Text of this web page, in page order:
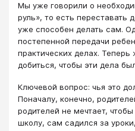
Мы уже говорили о
руль», то есть переставать
уже способен делать сам.
постепенной передачи
практических делах.
добиться, чтобы эти дела
Ключевой вопрос: чья это
Поначалу, конечно,
родителей не мечтает,
школу, сам садился за